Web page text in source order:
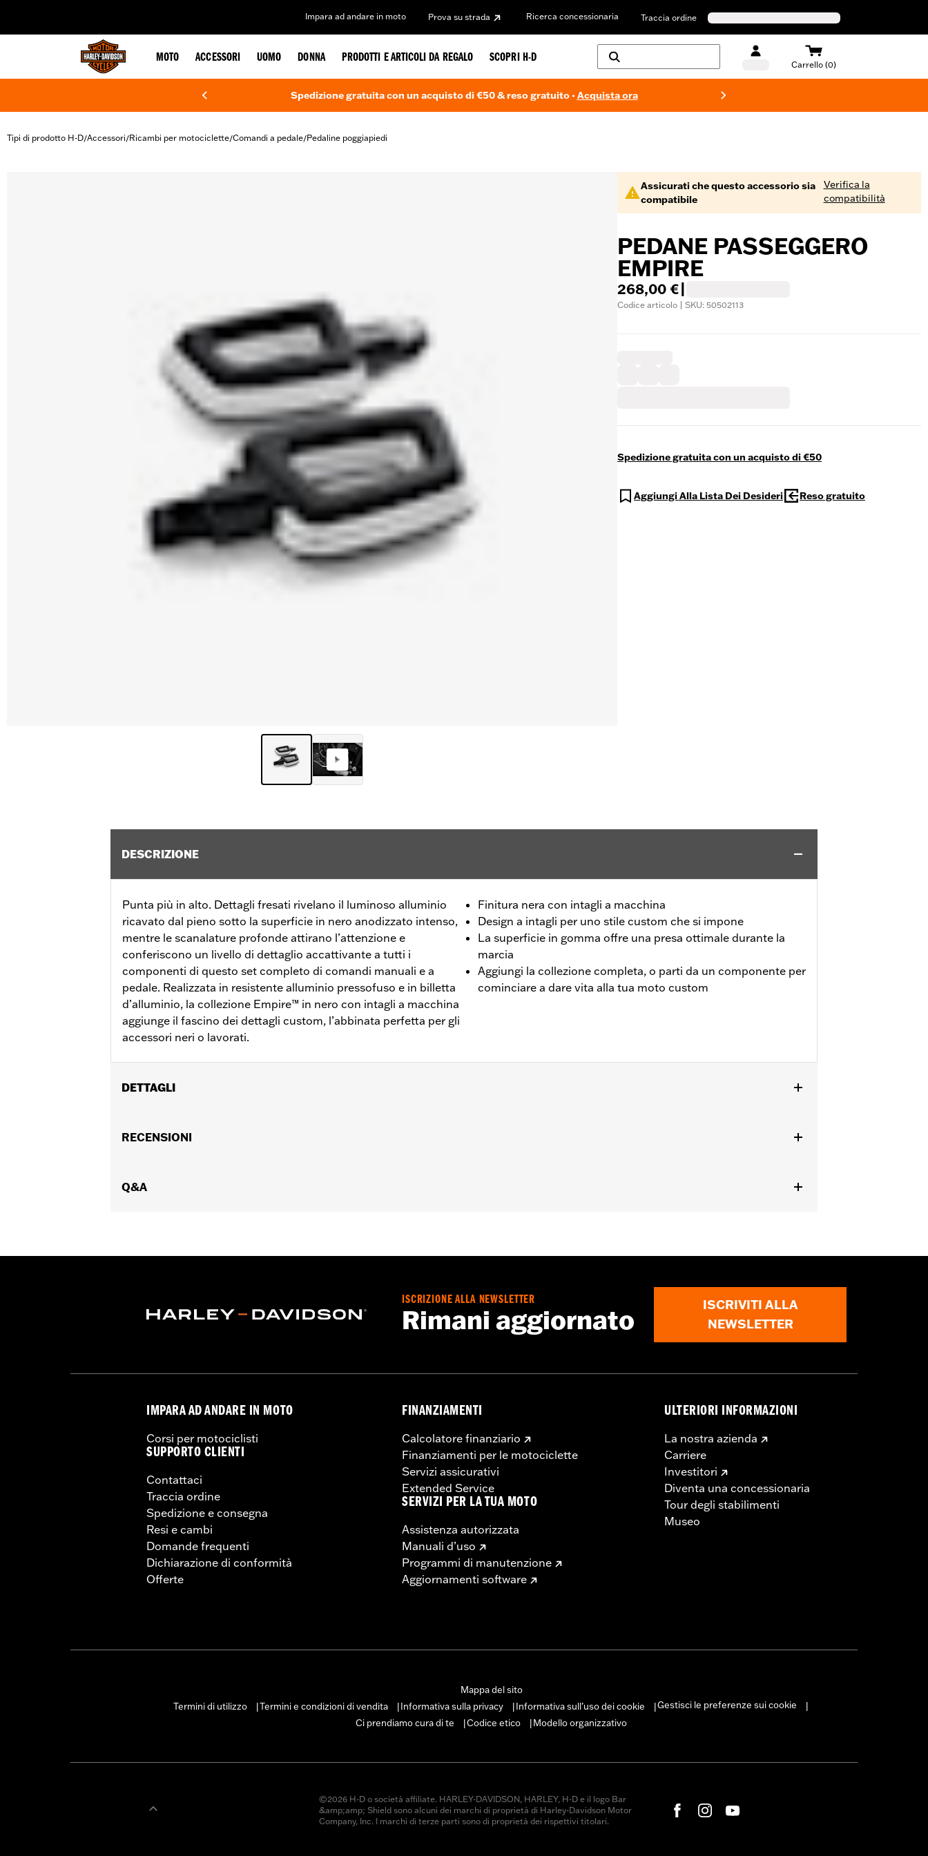
Impara ad andare in moto Prova su strada Ricerca concessionaria Traccia ordine
MOTO ACCESSORI UOMO DONNA PRODOTTI E ARTICOLI DA REGALO SCOPRI H-D
Carrello (0)
Spedizione gratuita con un acquisto di €50 & reso gratuito -Acquista ora
Tipi di prodotto H-D/Accessori/Ricambi per motociclette/Comandi a pedale/Pedaline poggiapiedi
Assicurati che questo accessorio sia
compatibile
Verifica la
compatibilità
PEDANE PASSEGGERO
EMPIRE
268,00 €
Codice articolo | SKU: 50502113
Spedizione gratuita con un acquisto di €50
Aggiungi Alla Lista Dei Desideri Reso gratuito
DESCRIZIONE
Punta più in alto. Dettagli fresati rivelano il luminoso alluminio
ricavato dal pieno sotto la superficie in nero anodizzato intenso,
mentre le scanalature profonde attirano l’attenzione e
conferiscono un livello di dettaglio accattivante a tutti i
componenti di questo set completo di comandi manuali e a
pedale. Realizzata in resistente alluminio pressofuso e in billetta
d’alluminio, la collezione Empire™ in nero con intagli a macchina
aggiunge il fascino dei dettagli custom, l’abbinata perfetta per gli
accessori neri o lavorati.
Finitura nera con intagli a macchina
Design a intagli per uno stile custom che si impone
La superficie in gomma offre una presa ottimale durante la
marcia
Aggiungi la collezione completa, o parti da un componente per
cominciare a dare vita alla tua moto custom
DETTAGLI
passeggero di serie o accessorie. Per i veicoli singoli è necessario acquistare separatamente i supporti per le pedane passeggero.
Posizione guidatore:
RECENSIONI
Q&A
ISCRIZIONE ALLA NEWSLETTER
Rimani aggiornato
ISCRIVITI ALLA
NEWSLETTER
IMPARA AD ANDARE IN MOTO
Corsi per motociclisti
SUPPORTO CLIENTI
Contattaci
Traccia ordine
Spedizione e consegna
Resi e cambi
Domande frequenti
Dichiarazione di conformità
Offerte
FINANZIAMENTI
Calcolatore finanziario
Finanziamenti per le motociclette
Servizi assicurativi
Extended Service
SERVIZI PER LA TUA MOTO
Assistenza autorizzata
Manuali d’uso
Programmi di manutenzione
Aggiornamenti software
ULTERIORI INFORMAZIONI
La nostra azienda
Carriere
Investitori
Diventa una concessionaria
Tour degli stabilimenti
Museo
Mappa del sito
Termini di utilizzo
Termini e condizioni di vendita Informativa sulla privacy Informativa sull’uso dei cookie Gestisci le preferenze sui cookie
Ci prendiamo cura di te
Codice etico Modello organizzativo
©2026 H-D o società affiliate. HARLEY-DAVIDSON, HARLEY, H-D e il logo Bar
&amp;amp; Shield sono alcuni dei marchi di proprietà di Harley-Davidson Motor
Company, Inc. I marchi di terze parti sono di proprietà dei rispettivi titolari.